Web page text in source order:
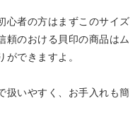
心者の方はまずこのサイズ
頼のおける貝印の商品はム
できますよ。
扱いやすく、お手入れも簡